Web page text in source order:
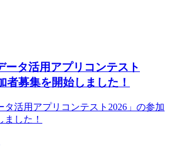
ータ活用アプリコンテスト
者募集を開始しました！
タ活用アプリコンテスト2026」の参加
した！